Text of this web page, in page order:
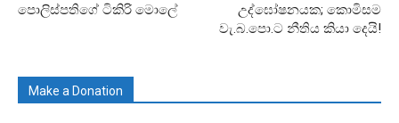
පොලිස්පතිගේ ටිකිරි මොලේ
උද්ඝෝෂනයක; කොමිසම
වැ.බ.පො.ට නීතිය කියා දෙයි!
Make a Donation